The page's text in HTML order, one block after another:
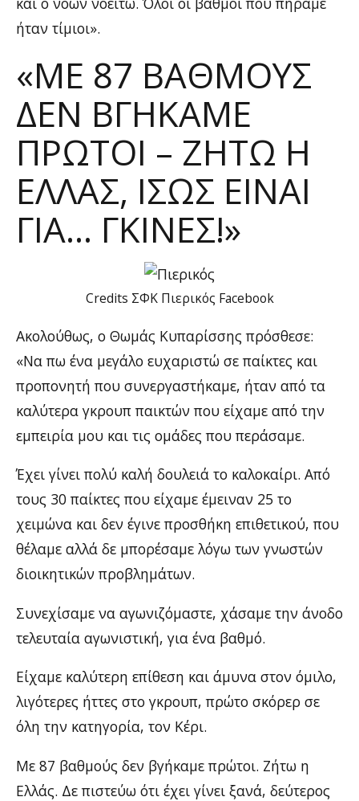
ήταν τίμιοι».
«ΜΕ 87 ΒΑΘΜΟΎΣ
ΔΕΝ ΒΓΉΚΑΜΕ
ΠΡΏΤΟΙ – ΖΉΤΩ Η
ΕΛΛΆΣ, ΊΣΩΣ ΕΊΝΑΙ
ΓΙΑ… ΓΚΊΝΕΣ!»
Credits ΣΦΚ Πιερικός Facebook
Ακολούθως, ο Θωμάς Κυπαρίσσης πρόσθεσε:
«Να πω ένα μεγάλο ευχαριστώ σε παίκτες και
προπονητή που συνεργαστήκαμε, ήταν από τα
καλύτερα γκρουπ παικτών που είχαμε από την
εμπειρία μου και τις ομάδες που περάσαμε.
Έχει γίνει πολύ καλή δουλειά το καλοκαίρι. Από
τους 30 παίκτες που είχαμε έμειναν 25 το
χειμώνα και δεν έγινε προσθήκη επιθετικού, που
θέλαμε αλλά δε μπορέσαμε λόγω των γνωστών
διοικητικών προβλημάτων.
Συνεχίσαμε να αγωνιζόμαστε, χάσαμε την άνοδο
τελευταία αγωνιστική, για ένα βαθμό.
Είχαμε καλύτερη επίθεση και άμυνα στον όμιλο,
λιγότερες ήττες στο γκρουπ, πρώτο σκόρερ σε
όλη την κατηγορία, τον Κέρι.
Με 87 βαθμούς δεν βγήκαμε πρώτοι. Ζήτω η
Ελλάς. Δε πιστεύω ότι έχει γίνει ξανά, δεύτερος